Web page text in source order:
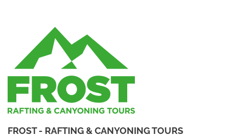
FROST - RAFTING & CANYONING TOURS